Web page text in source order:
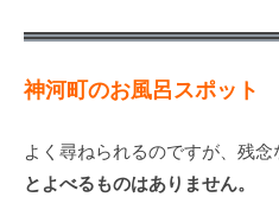
神河町のお風呂スポット
よく尋ねられるのですが、残念
とよべるものはありません。